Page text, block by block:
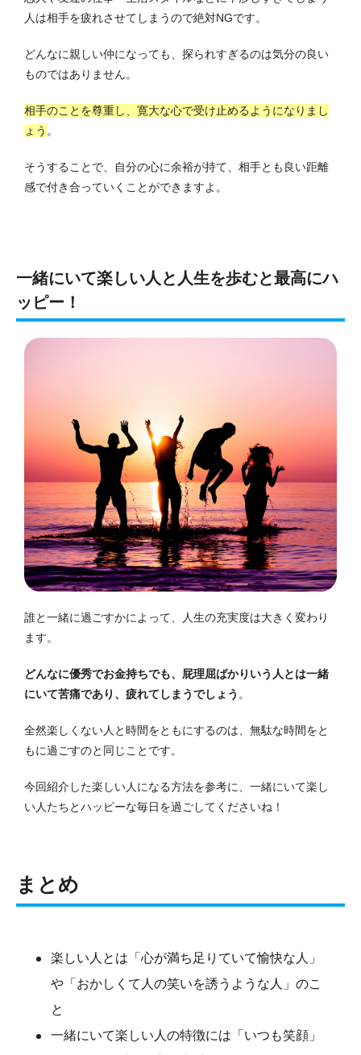
人は相手を疲れさせてしまうので絶対NGです。
どんなに親しい仲になっても、探られすぎるのは気分の良い
ものではありません。
相手のことを尊重し、寛大な心で受け止めるようになりまし
ょう 。
そうすることで、自分の心に余裕が持て、相手とも良い距離
感で付き合っていくことができますよ。
一緒にいて楽しい人と人生を歩むと最高にハ
ッピー！
誰と一緒に過ごすかによって、人生の充実度は大きく変わり
ます。
どんなに優秀でお金持ちでも、屁理屈ばかりいう人とは一緒
にいて苦痛であり、疲れてしまうでしょう 。
全然楽しくない人と時間をともにするのは、無駄な時間をと
もに過ごすのと同じことです。
今回紹介した楽しい人になる方法を参考に、一緒にいて楽し
い人たちとハッピーな毎日を過ごしてくださいね！
まとめ
楽しい人とは「心が満ち足りていて愉快な人」
や「おかしくて人の笑いを誘うような人」のこ
と
一緒にいて楽しい人の特徴には「いつも笑顔」